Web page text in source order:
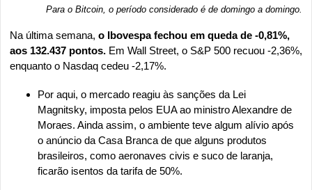
Para o Bitcoin, o período considerado é de domingo a domingo
Na última semana, o Ibovespa fechou em queda de -0,81%,
aos 132.437 pontos. Em Wall Street, o S&P 500 recuou -2,36%,
enquanto o Nasdaq cedeu -2,17%.
Por aqui, o mercado reagiu às sanções da Lei
Magnitsky, imposta pelos EUA ao ministro Alexandre de
Moraes. Ainda assim, o ambiente teve algum alívio após
o anúncio da Casa Branca de que alguns produtos
brasileiros, como aeronaves civis e suco de laranja,
ficarão isentos da tarifa de 50%.